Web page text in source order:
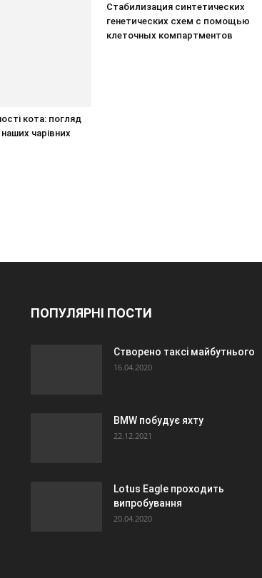
кота: погляд
чарівних
Стабилизация синтетических
генетических схем с помощью
клеточных компартментов
ПОПУЛЯРНІ ПОСТИ
Створено таксі майбутнього
16.04.2020
BMW побудує яхту
22.12.2021
Lotus Eagle проходить
випробування
20.04.2020